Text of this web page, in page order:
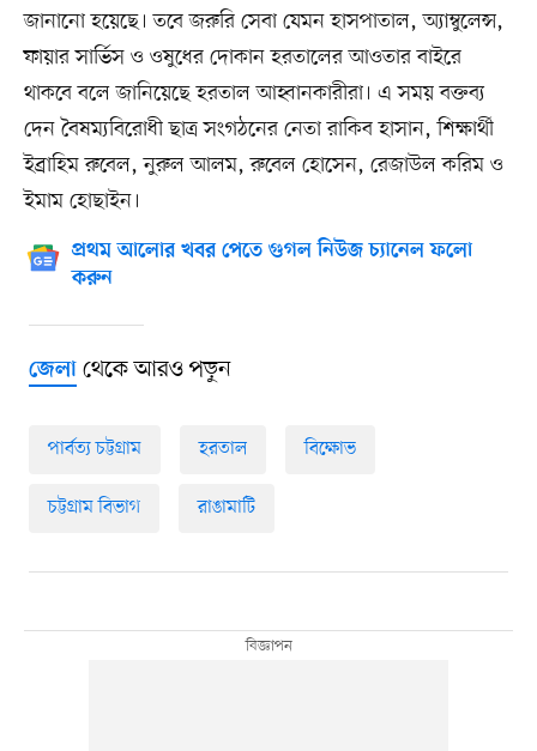
জানানো হয়েছে। তবে জরুরি সেবা যেমন হাসপাতাল, অ্যাম্বুলেন্স,
ফায়ার সার্ভিস ও ওষুধের দোকান হরতালের আওতার বাইরে
থাকবে বলে জানিয়েছে হরতাল আহ্বানকারীরা। এ সময় বক্তব্য
দেন বৈষম্যবিরোধী ছাত্র সংগঠনের নেতা রাকিব হাসান, শিক্ষার্থী
ইব্রাহিম রুবেল, নুরুল আলম, রুবেল হোসেন, রেজাউল করিম ও
ইমাম হোছাইন।
প্রথম আলোর খবর পেতে গুগল নিউজ চ্যানেল ফলো
করুন
জেলাথেকে আরও পড়ুন
পার্বত্য চট্টগ্রাম হরতাল বিক্ষোভ
চট্টগ্রাম বিভাগ রাঙামাটি